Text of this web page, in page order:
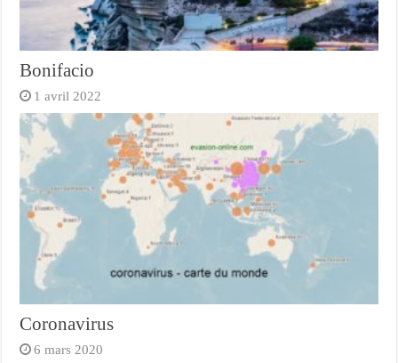
Bonifacio
1 avril 2022
Coronavirus
6 mars 2020